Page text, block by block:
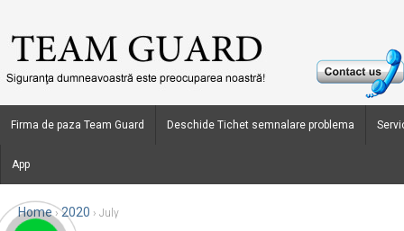
Firma de paza Team Guard Deschide Tichet semnalare problema
App
Home › 2020 › July